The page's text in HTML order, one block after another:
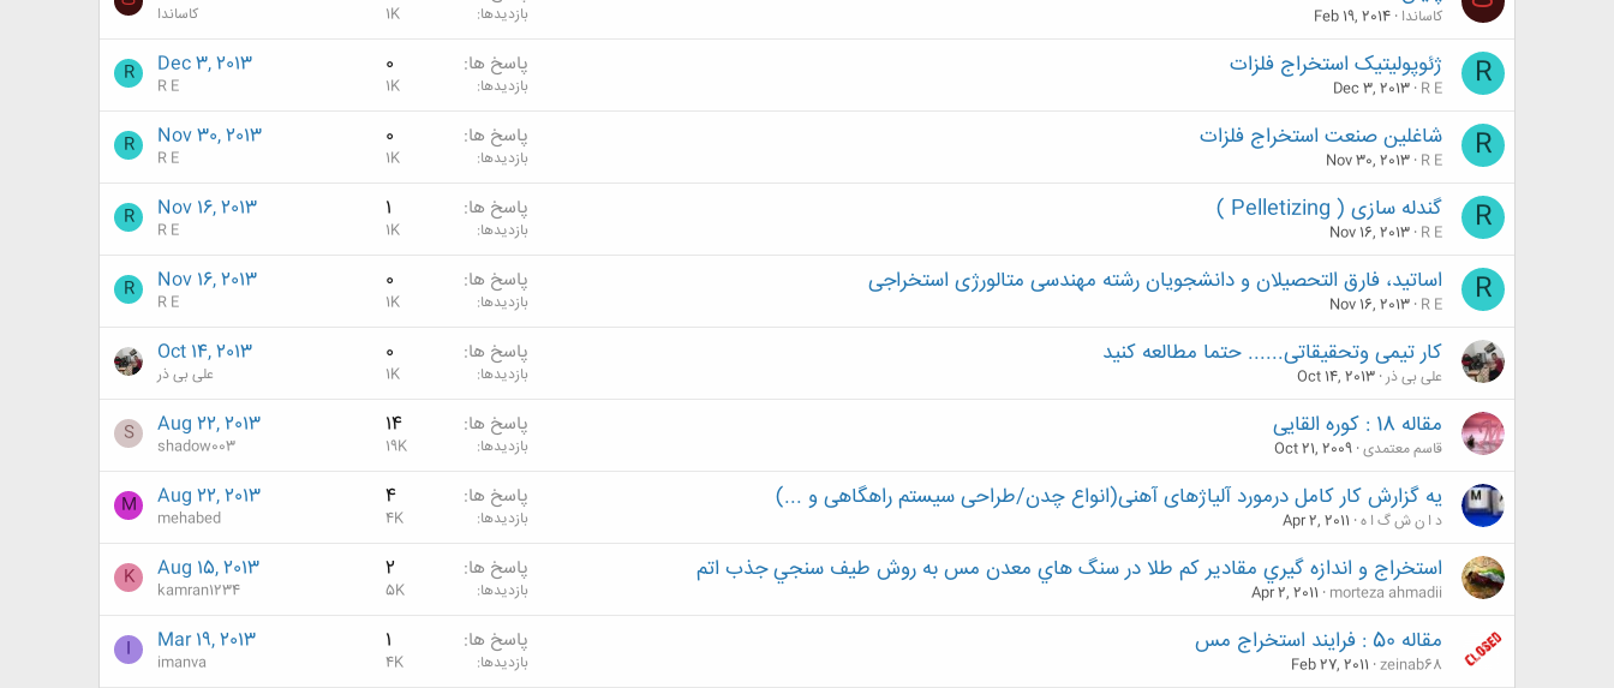
کاساندا Feb 19, 2014 بازدیدها 1K کاساندا
R ژئوپولیتیک استخراج فلزات
R E
Dec 3, 2013
پاسخ ها 0
بازدیدها 1K
Dec 3, 2013
R E
R
R شاغلین صنعت استخراج فلزات
R E
Nov 30, 2013
پاسخ ها 0
بازدیدها 1K
Nov 30, 2013
R E
R
R گندله سازی ( Pelletizing )
R E
Nov 16, 2013
پاسخ ها 1
بازدیدها 1K
Nov 16, 2013
R E
R
R اساتید، فارق التحصیلان و دانشجویان رشته مهندسی متالورژی استخراجی
R E
Nov 16, 2013
پاسخ ها 0
بازدیدها 1K
Nov 16, 2013
R E
R
کار تیمی وتحقیقاتی...... حتما مطالعه کنید
علی بی ذر Oct 14, 2013
پاسخ ها 0
بازدیدها 1K
Oct 14, 2013
علی بی ذر
مقاله 18 : کوره القایی
قاسم معتمدی Oct 21, 2009
پاسخ ها 14
بازدیدها 19K
Aug 22, 2013
shadow003
S
یه گزارش کار کامل درمورد آلیاژهای آهنی(انواع چدن/طراحی سیستم راهگاهی و ...)
د ا ن ش گ ا ه Apr 2, 2011
پاسخ ها 4
بازدیدها 4K
Aug 22, 2013
mehabed
M
استخراج و اندازه گيري مقادير كم طلا در سنگ هاي معدن مس به روش طيف سنجي جذب اتم
morteza ahmadii
Apr 2, 2011
پاسخ ها 2
بازدیدها 5K
Aug 15, 2013
kamran1234
K
مقاله 50 : فرایند استخراج مس
zeinab68
Feb 27, 2011
پاسخ ها 1
بازدیدها 4K
Mar 19, 2013
imanva
I